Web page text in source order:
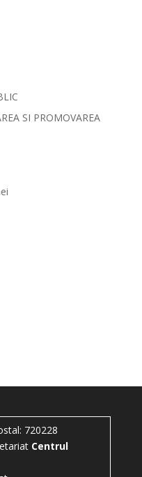
SI PROMOVAREA
720228
Centrul